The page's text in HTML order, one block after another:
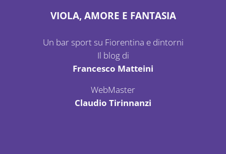
VIOLA, AMORE E FANTASIA
Un bar sport su Fiorentina e dintorni
Il blog di
Francesco Matteini
WebMaster
Claudio Tirinnanzi